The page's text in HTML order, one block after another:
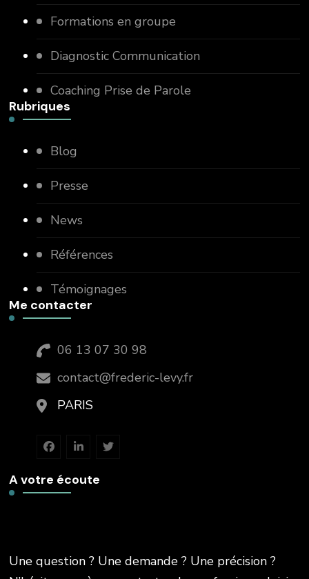
Formations en groupe
Diagnostic Communication
Coaching Prise de Parole
Rubriques
Blog
Presse
News
Références
Témoignages
Me contacter
06 13 07 30 98
contact@frederic-levy.fr
PARIS
A votre écoute
Une question ? Une demande ? Une précision ?